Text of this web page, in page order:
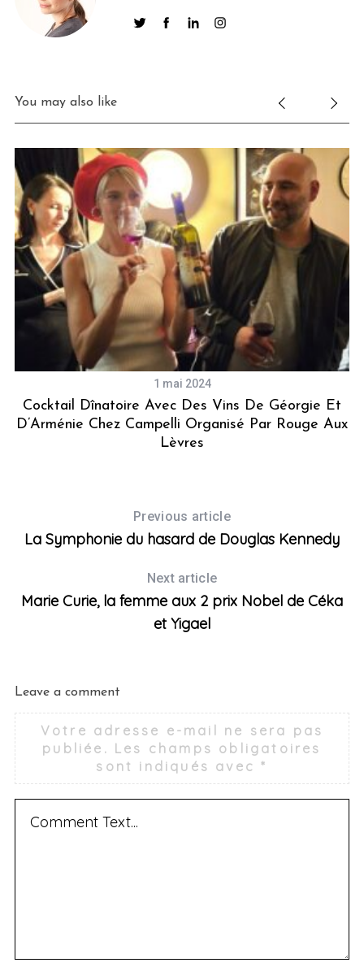
You may also like
1 mai 2024
Cocktail Dînatoire Avec Des Vins De Géorgie Et
D’Arménie Chez Campelli Organisé Par Rouge Aux
Lèvres
Previous article
La Symphonie du hasard de Douglas Kennedy
Next article
Marie Curie, la femme aux 2 prix Nobel de Céka
et Yigael
Leave a comment
Votre adresse e-mail ne sera pas
publiée. Les champs obligatoires
sont indiqués avec*
r
h
o
r
: